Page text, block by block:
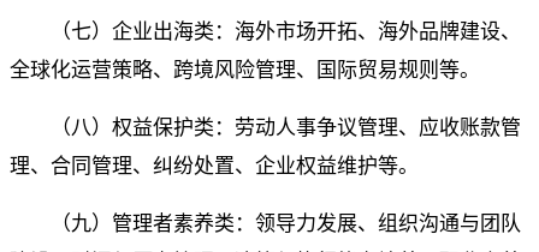
（七）企业出海类：海外市场开拓、海外品牌建设、
全球化运营策略、 跨境风险管理、国际贸易规则等。
（八）权益保护类：劳动人事争议管理、 应收账款管
理、合同管理、纠纷处置、企业权益维护等。
（九）管理者素养类：领导力发展、组织沟通与团队